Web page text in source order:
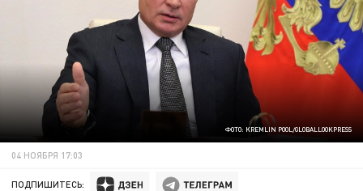
ФОТО: KREMLIN POOL/GLOBALLOOKPRESS
04 НОЯБРЯ 17:03
ПОДПИШИТЕСЬ: